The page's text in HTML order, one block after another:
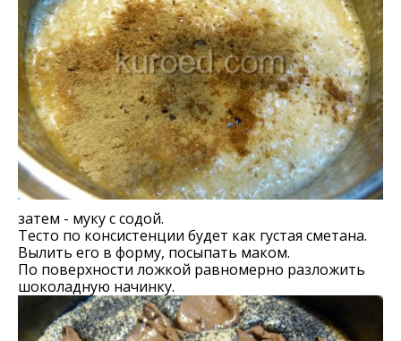
затем - муку с содой.
Тесто по консистенции будет как густая сметана.
Вылить его в форму, посыпать маком.
По поверхности ложкой равномерно разложить
шоколадную начинку.